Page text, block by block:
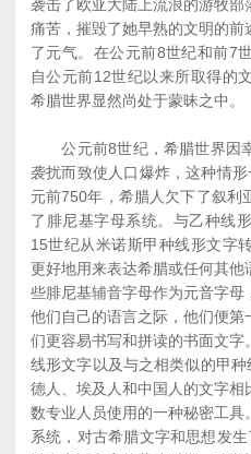
袭击了欧亚大陆上流浪的游牧
痛苦，摧毁了她早熟的文明的
了元气。在公元前8世纪和前7
自公元前12世纪以来所取得的
希腊世界显然尚处于蒙昧之中。
公元前8世纪，希腊世界因
袭扰而致使人口爆炸，这种情
元前750年，希腊人欠下了叙利
了腓尼基字母系统。与乙种线
15世纪从米诺斯甲种线形文字
更好地用来表达希腊或任何其
些腓尼基辅音字母作为元音字
他们自己的语言之际，他们便第
们更容易书写和拼读的书面文
线形文字以及与之相类似的甲
德人、埃及人和中国人的文字
数专业人员使用的一种秘密工
系统，对古希腊文字和思想发